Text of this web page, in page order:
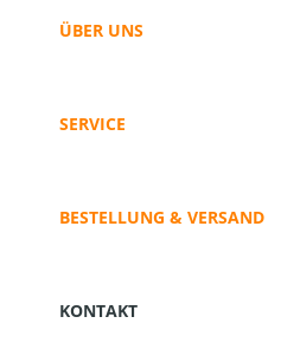
ÜBER UNS
SERVICE
BESTELLUNG & VERSAND
KONTAKT